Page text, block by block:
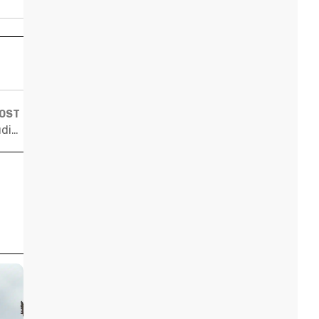
Estudo aponta que baixa mobilidade acadêmica prejudica o alcance das pesquisas